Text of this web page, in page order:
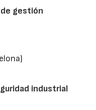
gestión
industrial